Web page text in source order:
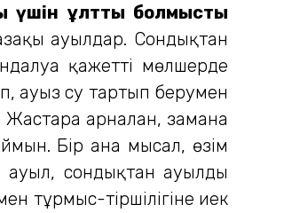
үшін ұлттық болмысты
ауылдар. Сондықтан
қажетті мөлшерде
ауыз су тартып берумен
арналған, заманға
Бір ғана мысал, өзім
ауыл, сондықтан ауылды
тұрмыс-тіршілігіне иек